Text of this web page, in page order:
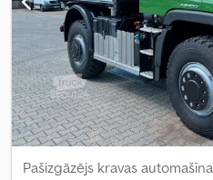
Pašizgāzējs kravas automašīna